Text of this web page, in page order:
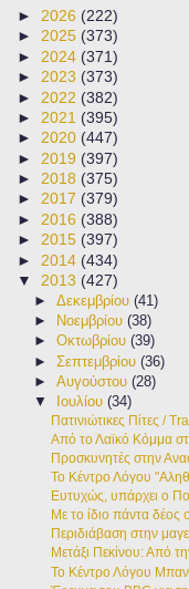
► 2026 (222)
► 2025 (373)
► 2024 (371)
► 2023 (373)
► 2022 (382)
► 2021 (395)
► 2020 (447)
► 2019 (397)
► 2018 (375)
► 2017 (379)
► 2016 (388)
► 2015 (397)
► 2014 (434)
▼ 2013 (427)
►Δεκεμβρίου(41)
►
Νοεμβρίου(38)
►Οκτωβρίου(39)
►Σεπτεμβρίου(36)
►Αυγούστου(28)
▼
Ιουλίου(34)
Πατινιώτικες Πίτες /
Από το Λαϊκό Κόμμα
Προσκυνητές στην
Το Κέντρο Λόγου
Ευτυχώς, υπάρχει ο
Με το ίδιο πάντα
Περιδιάβαση στην
Μετάξι Πεκίνου: Από
Το Κέντρο Λόγου